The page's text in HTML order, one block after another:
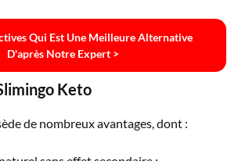
Qui Est Une Meilleure Alternative
D'après Notre Expert >
Keto
de nombreux avantages, dont :